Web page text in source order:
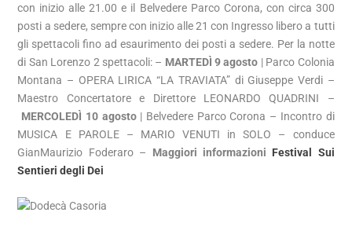
con inizio alle 21.00 e il Belvedere Parco Corona, con circa 300
posti a sedere, sempre con inizio alle 21 con Ingresso libero a tutti
gli spettacoli fino ad esaurimento dei posti a sedere. Per la notte
di San Lorenzo 2 spettacoli: – MARTEDÌ 9 agosto | Parco Colonia
Montana – OPERA LIRICA “LA TRAVIATA” di Giuseppe Verdi –
Maestro Concertatore e Direttore LEONARDO QUADRINI –
MERCOLEDÌ 10 agosto| Belvedere Parco Corona – Incontro di
MUSICA E PAROLE – MARIO VENUTI in SOLO – conduce
GianMaurizio Foderaro – Maggiori informazioni Festival Sui
Sentieri degli Dei